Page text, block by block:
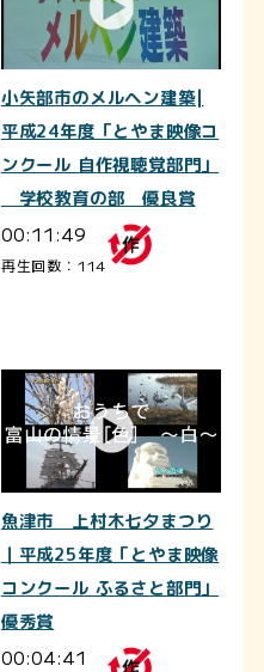
小矢部市のメルヘン建築|
平成24年度「とやま映像コ
ンクール 自作視聴覚部門」
学校教育の部 優良賞
00:11:49
再生回数：114
魚津市 上村木七夕まつり
｜平成25年度「とやま映像
コンクール ふるさと部門」
優秀賞
00:04:41